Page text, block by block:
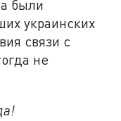
были
украинских
связи с
не